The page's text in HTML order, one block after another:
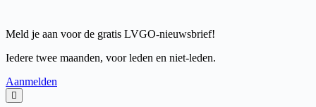
Meld je aan voor de gratis LVGO-nieuwsbrief!
Iedere twee maanden, voor leden en niet-leden.
Aanmelden